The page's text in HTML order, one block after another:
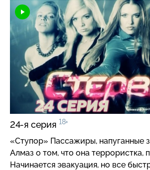
девушка встает в проходе и громко
террористка!» В самолете
24-я серия 18+
«Ступор» Пассажиры, напуганные заявлением
Алмаз о том, что она террористка,
Начинается эвакуация, но все